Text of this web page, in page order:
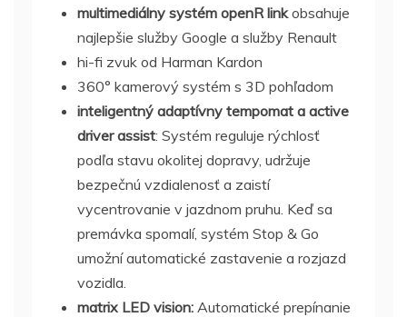
multimediálny systém openR linkobsahuje
najlepšie služby Google a služby Renault
hi-fi zvuk od Harman Kardon
360° kamerový systém s 3D pohľadom
inteligentný adaptívny tempomat a active
driver assist: Systém reguluje rýchlosť
podľa stavu okolitej dopravy, udržuje
bezpečnú vzdialenosť a zaistí
vycentrovanie v jazdnom pruhu. Keď sa
premávka spomalí, systém Stop & Go
umožní automatické zastavenie a rozjazd
vozidla.
matrix LED vision: Automatické prepínanie